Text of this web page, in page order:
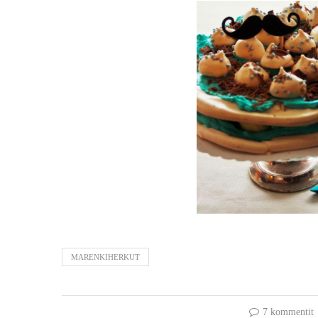
MARENKIHERKUT
7 kommentit